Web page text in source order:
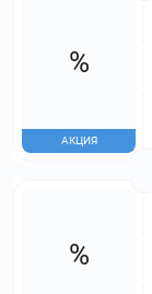
%
АКЦИЯ
%